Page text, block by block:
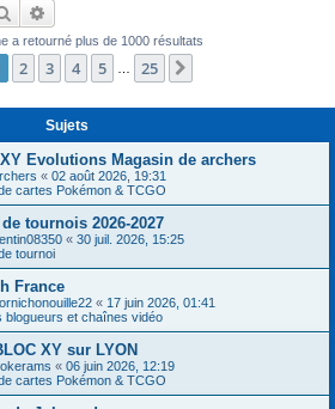
Rechercher
a retourné plus de 1000 résultats
1sur25
2 3 4 5 25
Sujets
Evolutions Magasin de archers
« 02 août 2026, 19:31
cartes Pokémon & TCGO
tournois 2026-2027
« 30 juil. 2026, 15:25
tournoi
France
« 17 juin 2026, 01:41
blogueurs et chaînes vidéo
XY sur LYON
« 06 juin 2026, 12:19
cartes Pokémon & TCGO